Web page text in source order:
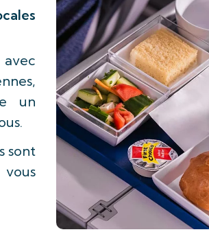
un
sont